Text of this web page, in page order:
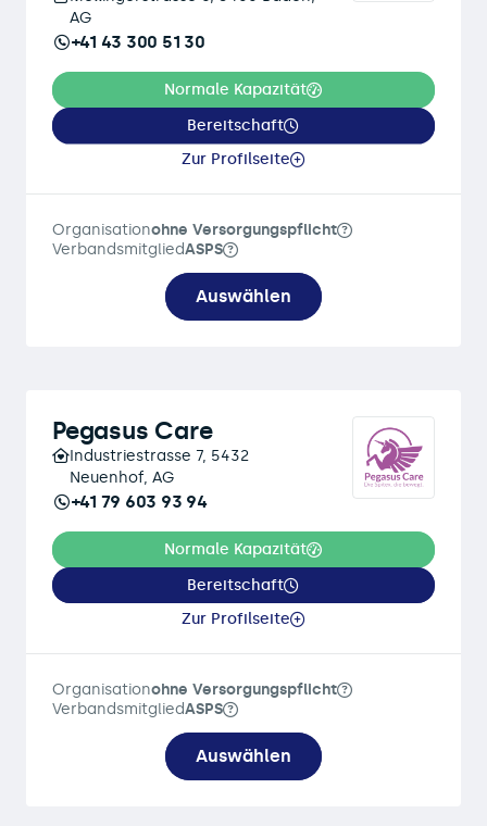
AG
+41 43 300 51 30
Normale Kapazität
Bereitschaft
Zur Profilseite
Organisationohne Versorgungspflicht
VerbandsmitgliedASPS
Auswählen
Pegasus Care
Industriestrasse 7, 5432
Neuenhof, AG
+41 79 603 93 94
Normale Kapazität
Bereitschaft
Zur Profilseite
Organisationohne Versorgungspflicht
VerbandsmitgliedASPS
Auswählen